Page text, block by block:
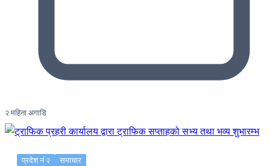
२ महिना अगाडि
प्रदेश नं २ समाचार